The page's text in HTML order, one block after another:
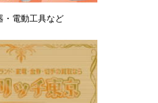
・電動工具など